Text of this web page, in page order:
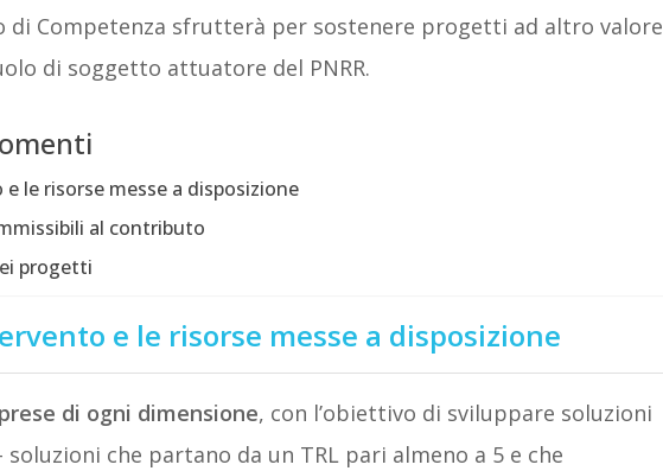
di Competenza sfrutterà per sostenere progetti ad altro valore
di soggetto attuatore del PNRR.
le risorse messe a disposizione
al contributo
progetti
e le risorse messe a disposizione
di ogni dimensione, con l’obiettivo di sviluppare soluzioni
che partano da un TRL pari almeno a 5 e che